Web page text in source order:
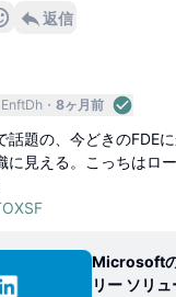
返信
EnftDh 8ヶ月前
話題の、今どきのFDE
に見える。こっちはロ
Microsoft
リー ソリ